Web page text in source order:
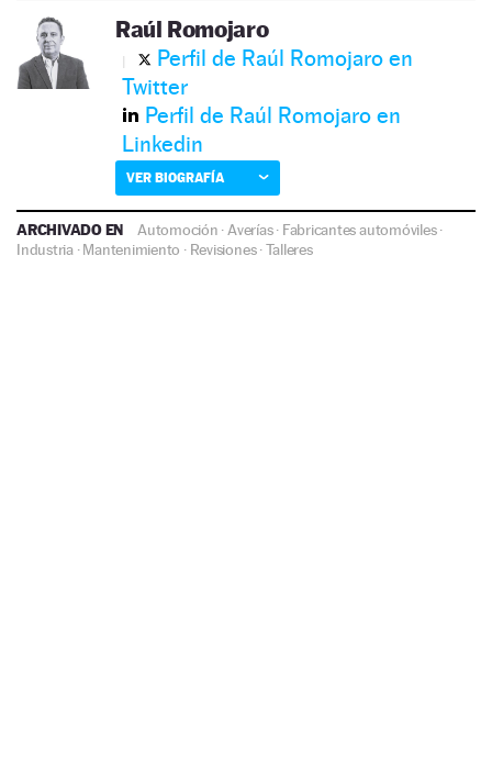
Raúl Romojaro
Perfil de Raúl Romojaro en
Twitter
Perfil de Raúl Romojaro en
Linkedin
VER BIOGRAFÍA
ARCHIVADO EN Automoción · Averías· Fabricantes automóviles·
Industria·Mantenimiento · Revisiones·Talleres